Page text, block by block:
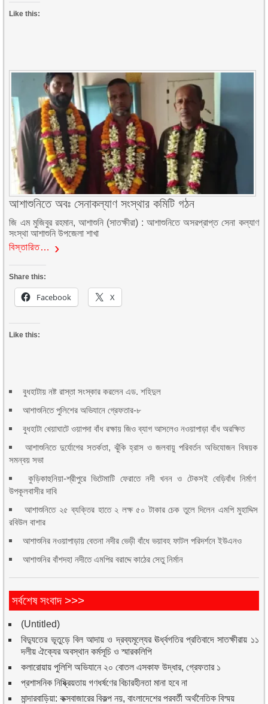
Like this:
আশাশুনিতে অবঃ সেনাকল্যাণ সংস্থার কমিটি গঠন
জি এম মুজিবুর রহমান, আশাশুনি (সাতক্ষীরা) : আশাশুনিতে অসরপ্রাপ্ত সেনা কল্যাণ
সংস্থা আশাশুনি উপজেলা শাখা
বিস্তারিত…
Share this:
Facebook X
Like this:
বুধহাটায় নষ্ট রাস্তা সংস্কার করলেন এড. শহিদুল
আশাশুনিতে পুলিশের অভিযানে গ্রেফতার-৮
বুধহাটা খেয়াঘাটে ওয়াপদা বাঁধ রক্ষায় জিও ব্যাগ আসলেও নওয়াপাড়া বাঁধ অরক্ষিত
আশাশুনিতে দুর্যোগের সতর্কতা, ঝুঁকি হ্রাস ও জলবায়ু পরিবর্তন অভিযোজন বিষয়ক
সমন্বয় সভা
কুড়িকাহুনিয়া-শ্রীপুরে ভিটেমাটি ফেরাতে নদী খনন ও টেকসই বেড়িবাঁধ নির্মাণ
উপকূলবাসীর দাবি
আশাশুনিতে ২৫ ব্যক্তির হাতে ২ লক্ষ ৫০ টাকার চেক তুলে দিলেন এমপি মুহাদ্দিস
রবিউল বাশার
আশাশুনির নওয়াপাড়ায় বেতনা নদীর ভেড়ী বাঁধে ভয়াবহ ফাটল পরিদর্শনে ইউএনও
আশাশুনির বাঁশদহা নদীতে এমপির বরাদ্দে কাঠের সেতু নির্মান
সর্বশেষ সংবাদ >>>
(Untitled)
বিদ্যুতের ভূতুড়ে বিল আদায় ও দ্রব্যমূল্যের ঊর্ধ্বগতির প্রতিবাদে সাতক্ষীরায় ১১
দলীয় ঐক্যের অবস্থান কর্মসূচি ও স্মারকলিপি
কলারোয়ায় পুলিশি অভিযানে ২০ বোতল এসকাফ উদ্ধার, গ্রেফতার ১
প্রশাসনিক নিষ্ক্রিয়তায় গণধর্ষণের বিচারহীনতা মানা হবে না
মান্দারবাড়িয়া: কক্সবাজারের বিকল্প নয়, বাংলাদেশের পরবর্তী অর্থনৈতিক বিস্ময়